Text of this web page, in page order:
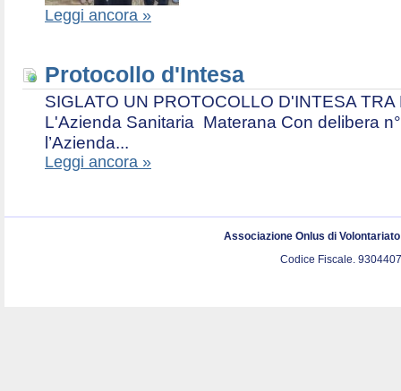
Leggi ancora »
Protocollo d'Intesa
SIGLATO UN PROTOCOLLO D'INTESA
L'Azienda Sanitaria Materana Con delibera
l’Azienda...
Leggi ancora »
Associazione Onlus di
Codice Fiscale.